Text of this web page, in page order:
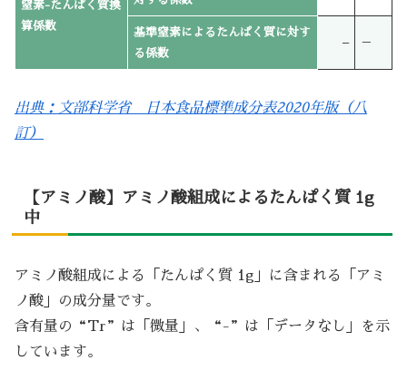
窒素-たんぱく質換
算係数
基準窒素によるたんぱく質に対す
る係数
– －
出典：文部科学省 日本食品標準成分表2020年版（八
訂）
【アミノ酸】アミノ酸組成によるたんぱく質 1g
中
アミノ酸組成による「たんぱく質 1g」に含まれる「アミ
ノ酸」の成分量です。
含有量の“Tr”は「微量」、“-”は「データなし」を示
しています。